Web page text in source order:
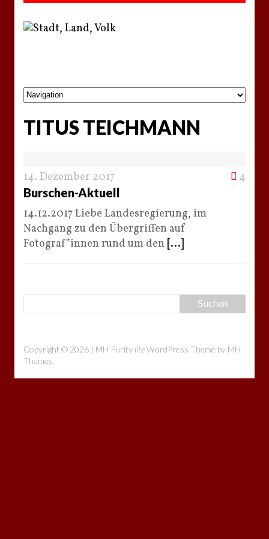
TITUS TEICHMANN
14. Dezember 2017 4
Burschen-Aktuell
14.12.2017 Liebe Landesregierung, im
Nachgang zu den Übergriffen auf
Fotograf*innen rund um den [...]
Copyright © 2026 | MH Purity liteWordPress Theme by MH
Themes